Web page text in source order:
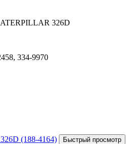
326D
334-9970